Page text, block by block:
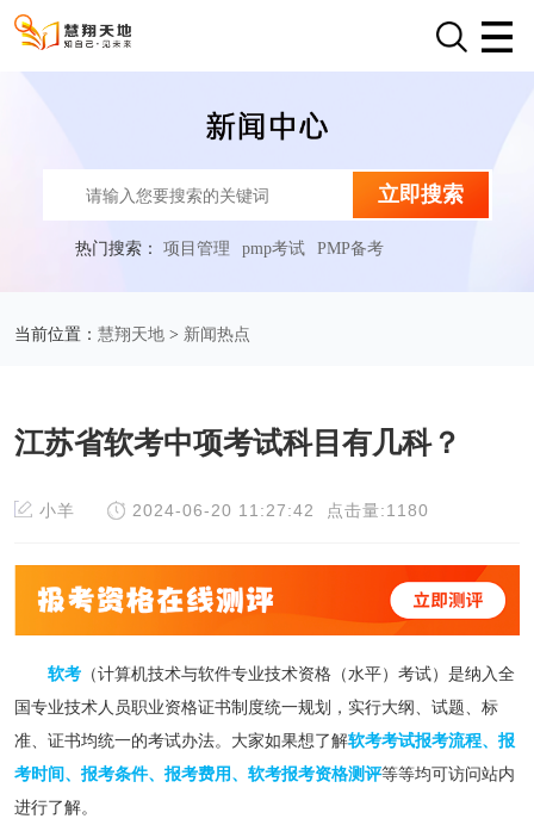
立即搜索
热门搜索：项目管理 pmp考试 PMP备考
当前位置： 慧翔天地> 新闻热点
江苏省软考中项考试科目有几科？
小羊 2024-06-20 11:27:42 点击量:1180
软考（计算机技术与软件专业技术资格（水平）考试）是纳入全
国专业技术人员职业资格证书制度统一规划，实行大纲、试题、标
准、证书均统一的考试办法。大家如果想了解软考考试报考流程、 报
考时间、 报考条件、 报考费用、 软考报考资格测评等等均可访问站内
进行了解。